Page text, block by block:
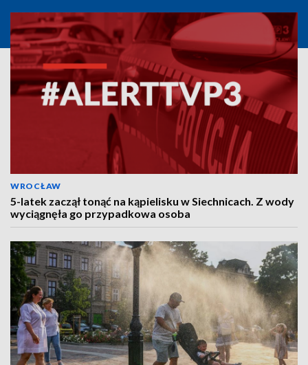
WROCŁAW
5-latek zaczął tonąć na kąpielisku w Siechnicach. Z wody
wyciągnęła go przypadkowa osoba